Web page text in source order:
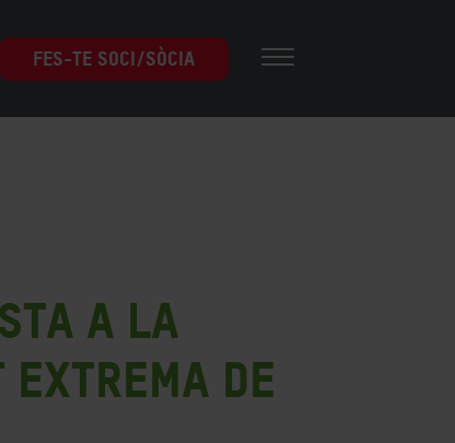
FES-TE SOCI/SÒCIA
a la
de